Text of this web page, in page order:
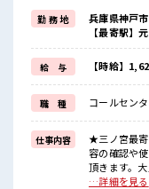
ブランクがあっても大
経験はちょっとだけ…
≪プライベートが充実
場合によってはお願い
残業はほとんどナシ！
≪週休2日制≫
週末は家族や友人と一
≪髪色自由で自分らし
明るすぎたり奇抜でな
(規定有)
■職場の雰囲気
キバツ過ぎなければ髪
勤 務 地
兵庫県神戸
【最寄駅】
給 与 【時給】
職 種 コールセン
仕事内容
★三ノ宮最
容の確認や
頂きます。大量募
ちょうどい
…詳細を見る